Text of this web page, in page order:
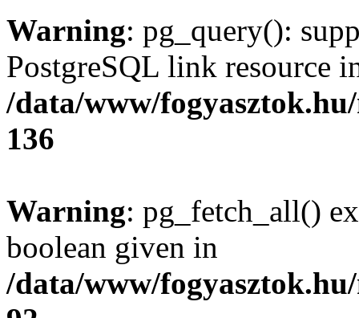
Warning: pg_query():
PostgreSQL link resource
/data/www/
136
Warning: pg_fetch_all()
boolean given in
/data/www/